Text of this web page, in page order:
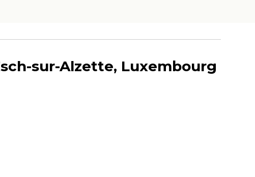
sur-Alzette, Luxembourg